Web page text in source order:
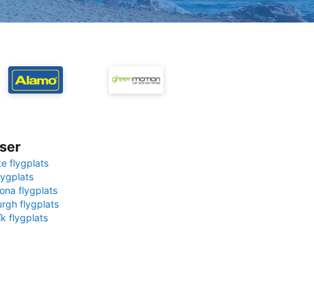
flygplats
flygplats
flygplats
flygplats